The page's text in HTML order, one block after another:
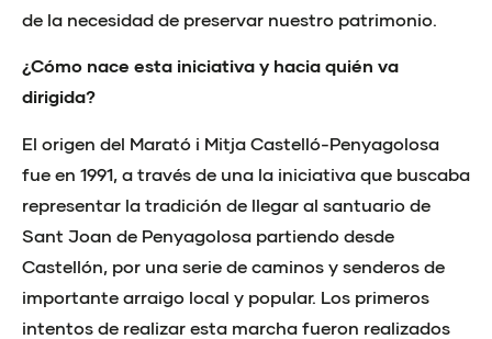
de la necesidad de preservar nuestro patrimonio.
¿Cómo nace esta iniciativa y hacia quién va
dirigida?
El origen del Marató i Mitja Castelló-Penyagolosa
fue en 1991, a través de una la iniciativa que buscaba
representar la tradición de llegar al santuario de
Sant Joan de Penyagolosa partiendo desde
Castellón, por una serie de caminos y senderos de
importante arraigo local y popular. Los primeros
intentos de realizar esta marcha fueron realizados